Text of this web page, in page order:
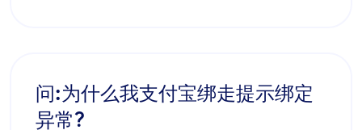
问:为什么我支付宝绑走提示绑定
异常?